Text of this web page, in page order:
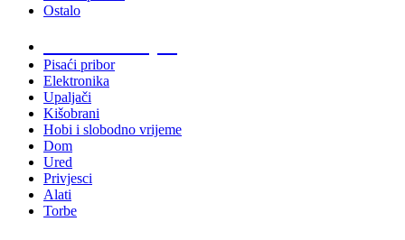
Ostalo
Pisaći pribor
Elektronika
Upaljači
Kišobrani
Hobi i slobodno vrijeme
Dom
Ured
Privjesci
Alati
Torbe